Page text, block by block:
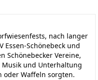
nach langer
Essen-Schönebeck und
Schönebecker Vereine,
und Unterhaltung
oder Waffeln sorgten.